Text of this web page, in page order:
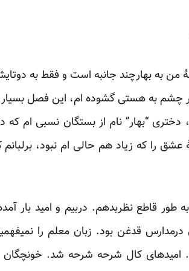
من به بهارچند جانبه است و فقط به
چشم به هستی گشوده ام، این فصل بسیار
دختری “بهار” نام از بستگان نسبی ام که
عشق را که زیاد هم حالی ام نبود،
به طور قاطع نظربدهم. دربیم و امید
قدغن بود. زبان معلم را
امیدهای کال شرحه شرحه شد. خونچگان